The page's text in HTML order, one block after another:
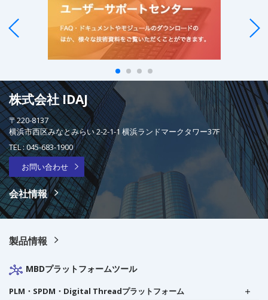
株式会社 IDAJ
〒220-8137
横浜市西区みなとみらい 2-2-1-1 横浜ランドマークタワー37F
TEL :045-683-1900
お問い合わせ
会社情報
製品情報
MBDプラットフォームツール
PLM・SPDM・Digital Threadプラットフォーム